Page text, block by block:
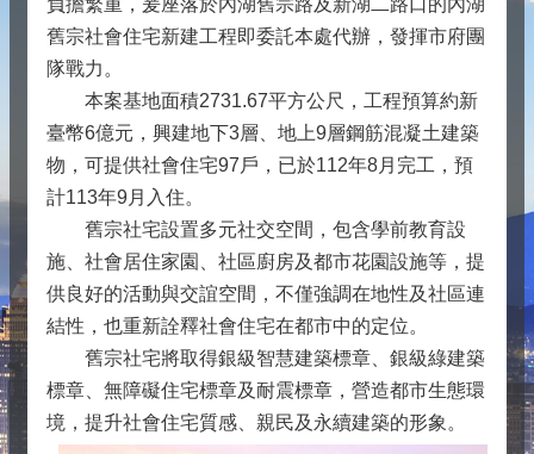
負擔繁重，爰座落於內湖舊宗路及新湖二路口的內湖
舊宗社會住宅新建工程即委託本處代辦，發揮市府團
隊戰力。
本案基地面積2731.67平方公尺，工程預算約新
臺幣6億元，興建地下3層、地上9層鋼筋混凝土建築
物，可提供社會住宅97戶，已於112年8月完工，預
計113年9月入住。
舊宗社宅設置多元社交空間，包含學前教育設
施、社會居住家園、社區廚房及都市花園設施等，提
供良好的活動與交誼空間，不僅強調在地性及社區連
結性，也重新詮釋社會住宅在都市中的定位。
舊宗社宅將取得銀級智慧建築標章、銀級綠建築
標章、無障礙住宅標章及耐震標章，營造都市生態環
境，提升社會住宅質感、親民及永續建築的形象。